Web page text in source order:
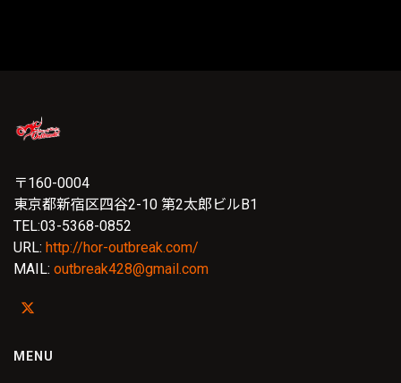
〒160-0004
東京都新宿区四谷2-10 第2太郎ビルB1
TEL:03-5368-0852
URL: http://hor-outbreak.com/
MAIL: outbreak428@gmail.com
MENU